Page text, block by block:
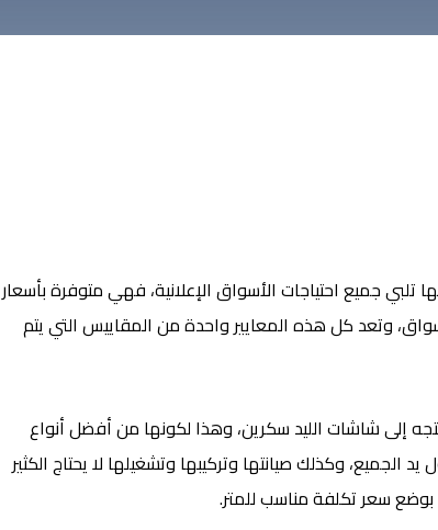
تلبي جميع احتياجات الأسواق الإعلانية، فهي متوفرة بأسعار
وتعد كل هذه المعايير واحدة من المقاييس التي يتم
إلى شاشات الليد سكرين، وهذا لكونها من أفضل أنواع
الجميع، وكذلك صيانتها وتركيبها وتشغيلها لا يحتاج الكثير
سعر تكلفة مناسب للمتر.